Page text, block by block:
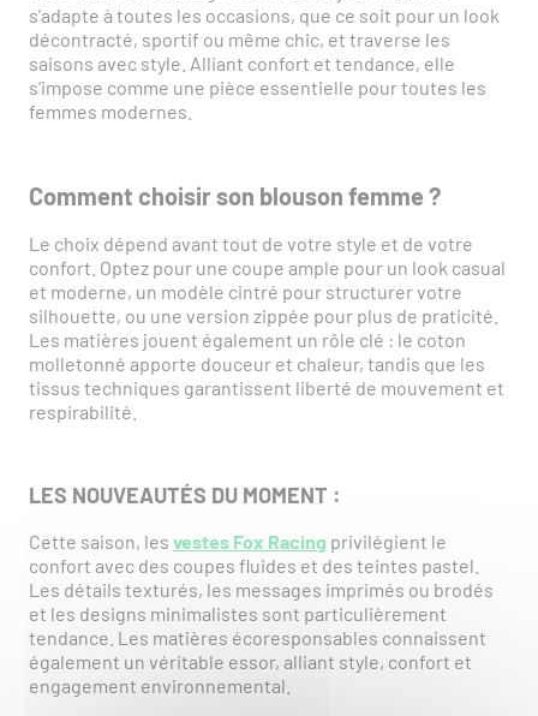
s’adapte à toutes les occasions, que ce soit pour un look
décontracté, sportif ou même chic, et traverse les
saisons avec style. Alliant confort et tendance, elle
s’impose comme une pièce essentielle pour toutes les
femmes modernes.
Comment choisir son blouson femme ?
Le choix dépend avant tout de votre style et de votre
confort. Optez pour une coupe ample pour un look casual
et moderne, un modèle cintré pour structurer votre
silhouette, ou une version zippée pour plus de praticité.
Les matières jouent également un rôle clé : le coton
molletonné apporte douceur et chaleur, tandis que les
tissus techniques garantissent liberté de mouvement et
respirabilité.
LES NOUVEAUTÉS DU MOMENT :
Cette saison, les vestes Fox Racing privilégient le
confort avec des coupes fluides et des teintes pastel.
Les détails texturés, les messages imprimés ou brodés
et les designs minimalistes sont particulièrement
tendance. Les matières écoresponsables connaissent
également un véritable essor, alliant style, confort et
engagement environnemental.